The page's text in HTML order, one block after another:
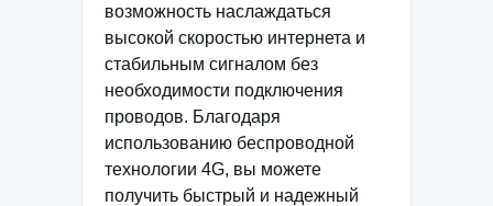
возможность наслаждаться
высокой скоростью интернета и
стабильным сигналом без
необходимости подключения
проводов. Благодаря
использованию беспроводной
технологии 4G, вы можете
получить быстрый и надежный